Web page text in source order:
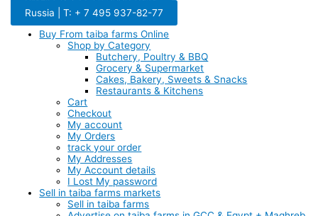
Russia | T: + 7 495 937-82-77
Buy From taiba farms Online
Shop by Category
Butchery, Poultry & BBQ
Grocery & Supermarket
Cakes, Bakery, Sweets & Snacks
Restaurants & Kitchens
Cart
Checkout
My account
My Orders
track your order
My Addresses
My Account details
I Lost My password
Sell in taiba farms markets
Sell in taiba farms